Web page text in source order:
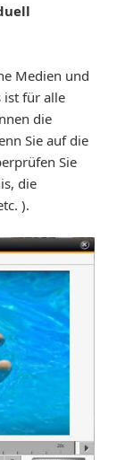
Medien und
ist für alle
die
Sie auf die
Sie
die
).